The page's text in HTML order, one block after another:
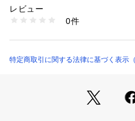
004／014／019カラー：コーデ
ります。また、パソコン・スマ
若干製品と画像のカラーが異な
グレー（112） チャコールグレー（
74％ アクリル15％ レーヨン5％ ナイ
商品番号：1601700011444 （モール
レビュー
0件
特定商取引に関する法律に基づく表示（